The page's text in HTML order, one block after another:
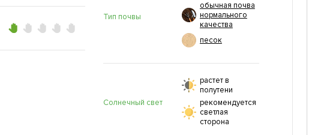
Тип почвы
обычная почва
нормального
качества
песок
Солнечный свет
растет в
полутени
рекомендуется
светлая
сторона